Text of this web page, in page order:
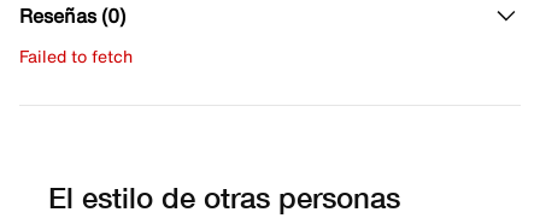
Reseñas (0)
Failed to fetch